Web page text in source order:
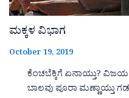
ಮಕ್ಕಳ ವಿಭಾಗ
October 19, 2019
ಕೆಂಚಬೆಕ್ಕಿಗೆ ಏನಾಯ್ತು?
ಬಾಲವು ಪೂರಾ ಮಣ್ಣಾಯ್ತು